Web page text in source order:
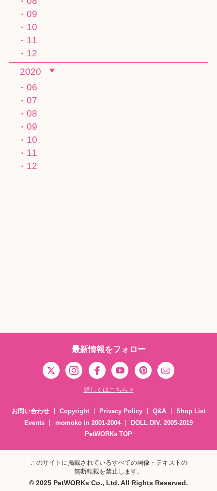
09
10
11
12
2020
06
07
08
09
10
11
12
最新情報をフォロー
詳しくはこちら >
お問い合わせ Copyright Privacy Policy Q&A
Shop List
Events
momoko in 2001-2004
DOLL DIV. 2005-2019
PetWORKs TOP
このサイトに掲載されているすべての画像・テキストの
無断転載を禁止します。
© 2025 PetWORKs Co., Ltd. All Rights Reserved.